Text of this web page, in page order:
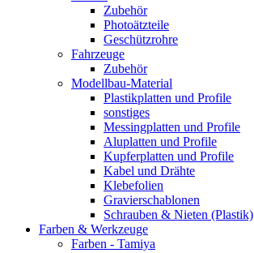
Zubehör
Photoätzteile
Geschützrohre
Fahrzeuge
Zubehör
Modellbau-Material
Plastikplatten und Profile
sonstiges
Messingplatten und Profile
Aluplatten und Profile
Kupferplatten und Profile
Kabel und Drähte
Klebefolien
Gravierschablonen
Schrauben & Nieten (Plastik)
Farben & Werkzeuge
Farben - Tamiya